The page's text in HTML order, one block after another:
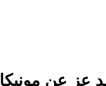
عز عن مونيكا